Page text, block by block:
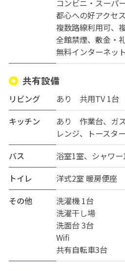
コンビニ・スーパ
都心への好アクセ
複数路線利用可
全館禁煙
敷金・
無料インターネット
共有設備
リビング
あり 共用TV 1台
キッチン
あり 作業台、ガ
レンジ、トースタ
バス
浴室1室、シャワー
トイレ
洋式2室 暖房便座
その他
洗濯機 1台
洗濯干し場
洗面台 3台
Wifi
共有自転車3台